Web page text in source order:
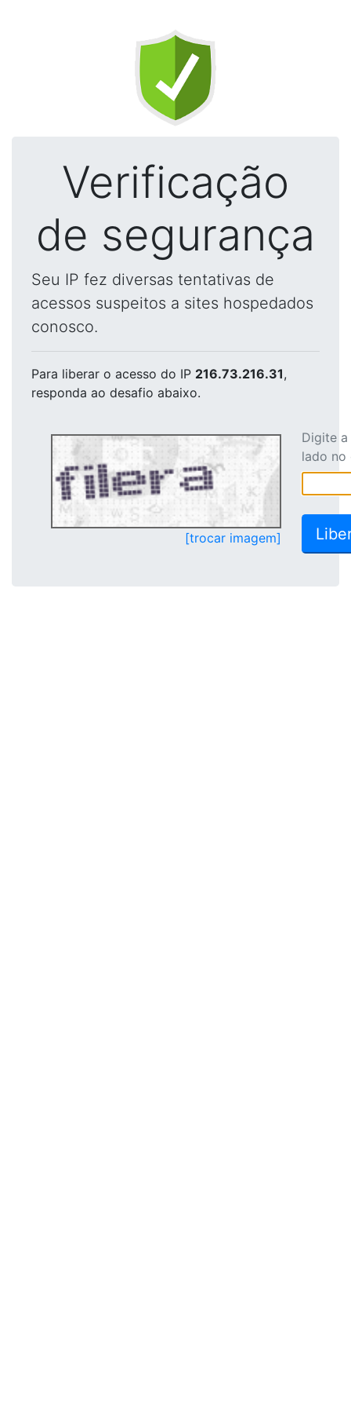
Verificação
de segurança
Seu IP fez diversas tentativas de
acessos suspeitos a sites hospedados
conosco.
Para liberar o acesso do IP 216.73.216.31,
responda ao desafio abaixo.
[trocar imagem]
Digite
lado no